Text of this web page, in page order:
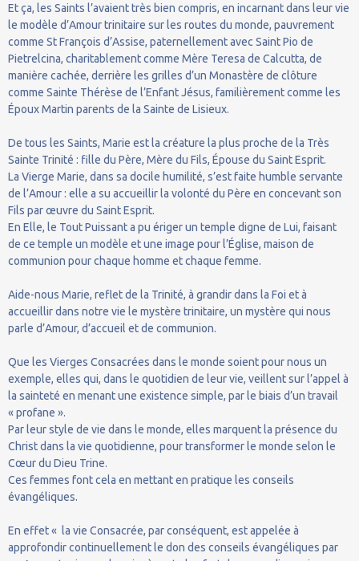
Et ça, les Saints l’avaient très bien compris, en incarnant dans leur vie
le modèle d’Amour trinitaire sur les routes du monde, pauvrement
comme St François d’Assise, paternellement avec Saint Pio de
Pietrelcina, charitablement comme Mère Teresa de Calcutta, de
manière cachée, derrière les grilles d’un Monastère de clôture
comme Sainte Thérèse de l’Enfant Jésus, familièrement comme les
Époux Martin parents de la Sainte de Lisieux.
De tous les Saints, Marie est la créature la plus proche de la Très
Sainte Trinité : fille du Père, Mère du Fils, Épouse du Saint Esprit.
La Vierge Marie, dans sa docile humilité, s’est faite humble servante
de l’Amour : elle a su accueillir la volonté du Père en concevant son
Fils par œuvre du Saint Esprit.
En Elle, le Tout Puissant a pu ériger un temple digne de Lui, faisant
de ce temple un modèle et une image pour l’Église, maison de
communion pour chaque homme et chaque femme.
Aide-nous Marie, reflet de la Trinité, à grandir dans la Foi et à
accueillir dans notre vie le mystère trinitaire, un mystère qui nous
parle d’Amour, d’accueil et de communion.
Que les Vierges Consacrées dans le monde soient pour nous un
exemple, elles qui, dans le quotidien de leur vie, veillent sur l’appel à
la sainteté en menant une existence simple, par le biais d’un travail
« profane ».
Par leur style de vie dans le monde, elles marquent la présence du
Christ dans la vie quotidienne, pour transformer le monde selon le
Cœur du Dieu Trine.
Ces femmes font cela en mettant en pratique les conseils
évangéliques.
En effet « la vie Consacrée, par conséquent, est appelée à
approfondir continuellement le don des conseils évangéliques par